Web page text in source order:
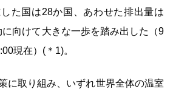
た国は28か国、あわせた排出量は
向けて大きな一歩を踏み出した（9
現在）(＊1)。
に取り組み、いずれ世界全体の温室